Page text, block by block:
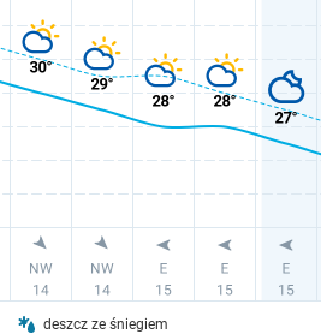
deszcz ze śniegiem